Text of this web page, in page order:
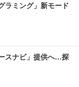
ラミング」新モード
スナビ」提供へ…探